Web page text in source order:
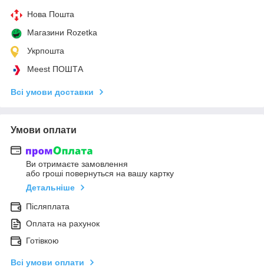
Нова Пошта
Магазини Rozetka
Укрпошта
Meest ПОШТА
Всі умови доставки
Умови оплати
Ви отримаєте замовлення
або гроші повернуться на вашу картку
Детальніше
Післяплата
Оплата на рахунок
Готівкою
Всі умови оплати